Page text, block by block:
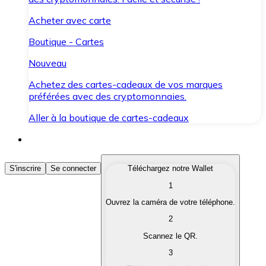
Acheter avec carte
Boutique - Cartes
Nouveau
Achetez des cartes-cadeaux de vos marques
préférées avec des cryptomonnaies.
Aller à la boutique de cartes-cadeaux
Acheter des Cryptomonnaies
Achetez les cryptomonnaies qui vous intéressent
Convertissez vos cryptomonnaies en monnaie
S'inscrire Se connecter
Téléchargez notre Wallet
1
Ouvrez la caméra de votre téléphone.
2
Scannez le QR.
3